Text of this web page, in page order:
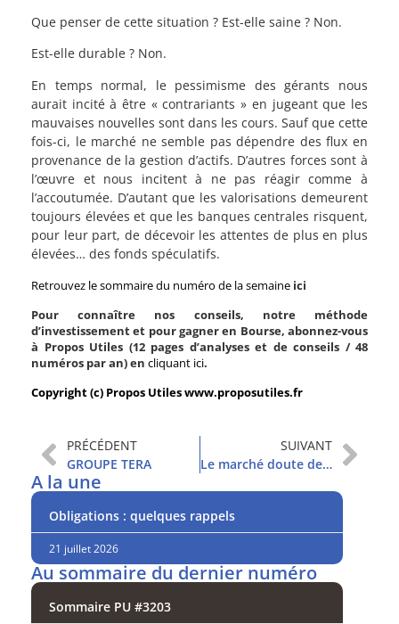
Que penser de cette situation ? Est-elle saine ? Non.
Est-elle durable ? Non.
En temps normal, le pessimisme des gérants nous
aurait incité à être « contrariants » en jugeant que les
mauvaises nouvelles sont dans les cours. Sauf que cette
fois-ci, le marché ne semble pas dépendre des flux en
provenance de la gestion d’actifs. D’autres forces sont à
l’œuvre et nous incitent à ne pas réagir comme à
l’accoutumée. D’autant que les valorisations demeurent
toujours élevées et que les banques centrales risquent,
pour leur part, de décevoir les attentes de plus en plus
élevées… des fonds spéculatifs.
Retrouvez le sommaire du numéro de la semaine ici
Pour connaître nos conseils, notre méthode
d’investissement et pour gagner en Bourse, abonnez-vous
à Propos Utiles (12 pages d’analyses et de conseils / 48
numéros par an) en cliquant ici.
Copyright (c) Propos Utiles www.proposutiles.fr
PRÉCÉDENT
GROUPE TERA
SUIVANT
Le marché doute de la Fed
A la une
Obligations : quelques rappels
21 juillet 2026
Au sommaire du dernier numéro
Sommaire PU #3203